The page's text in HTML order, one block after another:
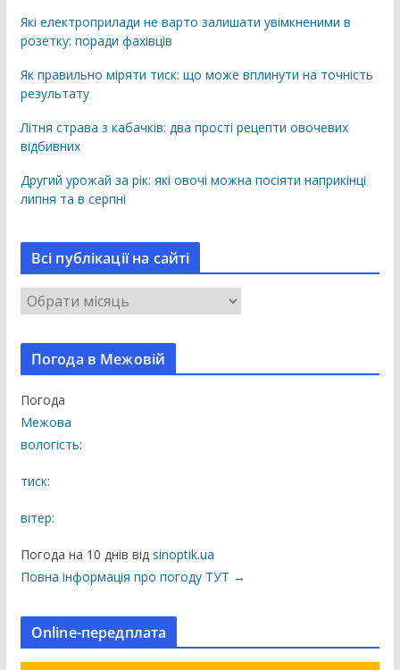
Які електроприлади не варто залишати увімкненими в
розетку: поради фахівців
Як правильно міряти тиск: що може вплинути на точність
результату
Літня страва з кабачків: два прості рецепти овочевих
відбивних
Другий урожай за рік: які овочі можна посіяти наприкінці
липня та в серпні
Всі публікації на сайті
В
с
і
б
л
і
к
ц
Погода в Межовій
Погода
Межова
вологість:
тиск:
вітер:
Погода на 10 днів від sinoptik.ua
Повна інформація про погоду ТУТ →
Online-передплата